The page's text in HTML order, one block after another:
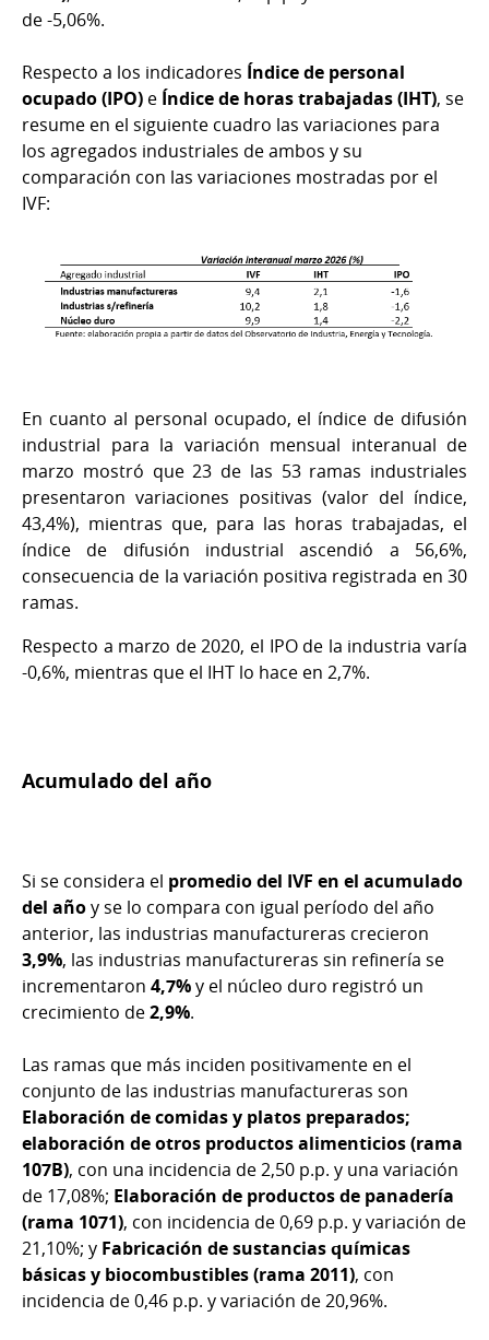
de -5,06%.
Respecto a los indicadores Índice de personal
ocupado (IPO) e Índice de horas trabajadas (IHT), se
resume en el siguiente cuadro las variaciones para
los agregados industriales de ambos y su
comparación con las variaciones mostradas por el
IVF:
En cuanto al personal ocupado, el índice de difusión
industrial para la variación mensual interanual de
marzo mostró que 23 de las 53 ramas industriales
presentaron variaciones positivas (valor del índice,
43,4%), mientras que, para las horas trabajadas, el
índice de difusión industrial ascendió a 56,6%,
consecuencia de la variación positiva registrada en 30
ramas.
Respecto a marzo de 2020, el IPO de la industria varía
-0,6%, mientras que el IHT lo hace en 2,7%.
Acumulado del año
Si se considera el promedio del IVF en el acumulado
del añoy se lo compara con igual período del año
anterior, las industrias manufactureras crecieron
3,9%, las industrias manufactureras sin refinería se
incrementaron 4,7%y el núcleo duro registró un
crecimiento de2,9%.
Las ramas que más inciden positivamente en el
conjunto de las industrias manufactureras son
Elaboración de comidas y platos preparados;
elaboración de otros productos alimenticios (rama
107B), con una incidencia de 2,50 p.p. y una variación
de 17,08%; Elaboración de productos de panadería
(rama 1071), con incidencia de 0,69 p.p. y variación de
21,10%; y Fabricación de sustancias químicas
básicas y biocombustibles (rama 2011), con
incidencia de 0,46 p.p. y variación de 20,96%.